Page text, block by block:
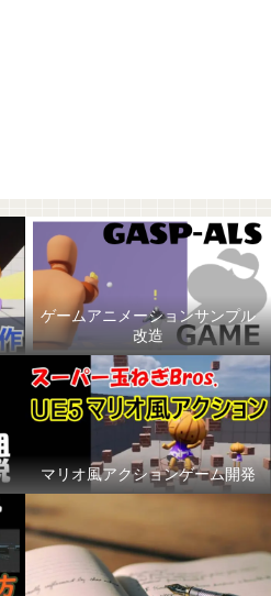
ゲームアニメーションサンプル
改造
マリオ風アクションゲーム開発